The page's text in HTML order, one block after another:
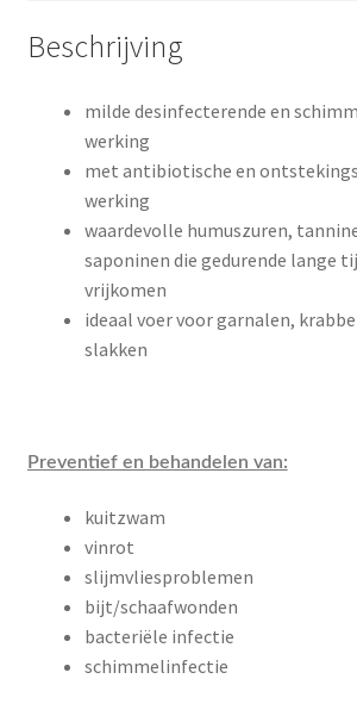
Beschrijving
milde desinfecterende en
werking
met antibiotische en
werking
waardevolle humuszuren,
saponinen die gedurende lange
vrijkomen
ideaal voer voor garnalen,
slakken
Preventief en behandelen van:
kuitzwam
vinrot
slijmvliesproblemen
bijt/schaafwonden
bacteriële infectie
schimmelinfectie